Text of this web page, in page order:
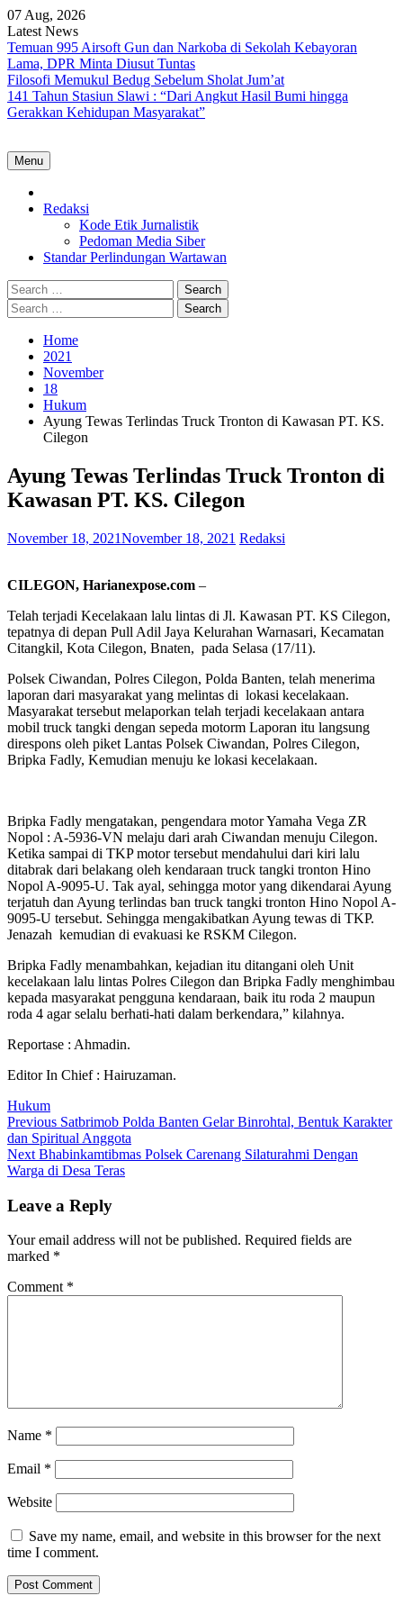
Skip
to
content
07 Aug, 2026
Latest News
Temuan 995 Airsoft Gun dan Narkoba di Sekolah Kebayoran
Lama, DPR Minta Diusut Tuntas
Filosofi Memukul Bedug Sebelum Sholat Jum’at
141 Tahun Stasiun Slawi : “Dari Angkut Hasil Bumi hingga
Gerakkan Kehidupan Masyarakat”
Menu
Redaksi
Kode Etik Jurnalistik
Pedoman Media Siber
Standar Perlindungan Wartawan
Search
for:
Search
for:
Home
2021
November
18
Hukum
Ayung Tewas Terlindas Truck Tronton di Kawasan PT. KS.
Cilegon
Ayung Tewas Terlindas Truck Tronton di
Kawasan PT. KS. Cilegon
November 18, 2021November 18, 2021 Redaksi
CILEGON, Harianexpose.com –
Telah terjadi Kecelakaan lalu lintas di Jl. Kawasan PT. KS Cilegon,
tepatnya di depan Pull Adil Jaya Kelurahan Warnasari, Kecamatan
Citangkil, Kota Cilegon, Bnaten, pada Selasa (17/11).
Polsek Ciwandan, Polres Cilegon, Polda Banten, telah menerima
laporan dari masyarakat yang melintas di lokasi kecelakaan.
Masyarakat tersebut melaporkan telah terjadi kecelakaan antara
mobil truck tangki dengan sepeda motorm Laporan itu langsung
direspons oleh piket Lantas Polsek Ciwandan, Polres Cilegon,
Bripka Fadly, Kemudian menuju ke lokasi kecelakaan.
Bripka Fadly mengatakan, pengendara motor Yamaha Vega ZR
Nopol : A-5936-VN melaju dari arah Ciwandan menuju Cilegon.
Ketika sampai di TKP motor tersebut mendahului dari kiri lalu
ditabrak dari belakang oleh kendaraan truck tangki tronton Hino
Nopol A-9095-U. Tak ayal, sehingga motor yang dikendarai Ayung
terjatuh dan Ayung terlindas ban truck tangki tronton Hino Nopol A-
9095-U tersebut. Sehingga mengakibatkan Ayung tewas di TKP.
Jenazah kemudian di evakuasi ke RSKM Cilegon.
Bripka Fadly menambahkan, kejadian itu ditangani oleh Unit
kecelakaan lalu lintas Polres Cilegon dan Bripka Fadly menghimbau
kepada masyarakat pengguna kendaraan, baik itu roda 2 maupun
roda 4 agar selalu berhati-hati dalam berkendara,” kilahnya.
Reportase : Ahmadin.
Editor In Chief : Hairuzaman.
Hukum
Post
navigation
Previous Previous
post:
Satbrimob Polda Banten Gelar Binrohtal, Bentuk Karakter
dan Spiritual Anggota
Next Next
post:
Bhabinkamtibmas Polsek Carenang Silaturahmi Dengan
Warga di Desa Teras
Leave a Reply
Your email address will not be published. Required fields are
marked *
Comment *
Name *
Email *
Website
Save my name, email, and website in this browser for the next
time I comment.